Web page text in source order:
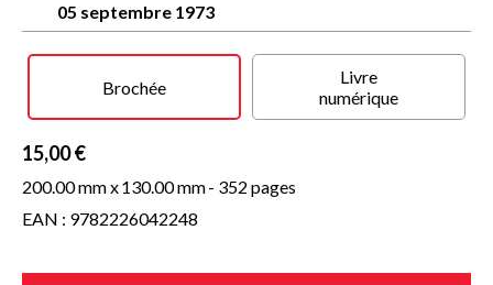
05 septembre 1973
Brochée
Livre
numérique
15,00 €
200.00 mm x130.00 mm- 352 pages
EAN : 9782226042248